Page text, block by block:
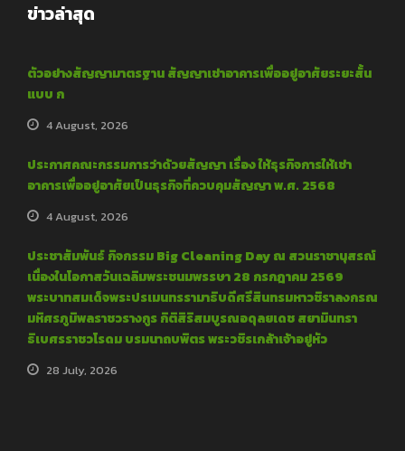
ข่าวล่าสุด
ตัวอย่างสัญญามาตรฐาน สัญญาเช่าอาคารเพื่ออยู่อาศัยระยะสั้น
แบบ ก
4 August, 2026
ประกาศคณะกรรมการว่าด้วยสัญญา เรื่อง ให้ธุรกิจการให้เช่า
อาคารเพื่ออยู่อาศัยเป็นธุรกิจที่ควบคุมสัญญา พ.ศ. 2568
4 August, 2026
ประชาสัมพันธ์ กิจกรรม Big Cleaning Day ณ สวนราชานุสรณ์
เนื่องในโอกาสวันเฉลิมพระชนมพรรษา 28 กรกฎาคม 2569
พระบาทสมเด็จพระปรเมนทรรามาธิบดีศรีสินทรมหาวชิราลงกรณ
มหิศรภูมิพลราชวรางกูร กิติสิริสมบูรณอดุลยเดช สยามินทรา
ธิเบศรราชวโรดม บรมนาถบพิตร พระวชิรเกล้าเจ้าอยู่หัว
28 July, 2026